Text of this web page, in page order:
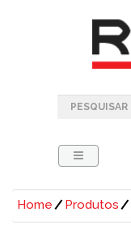
Home Produtos